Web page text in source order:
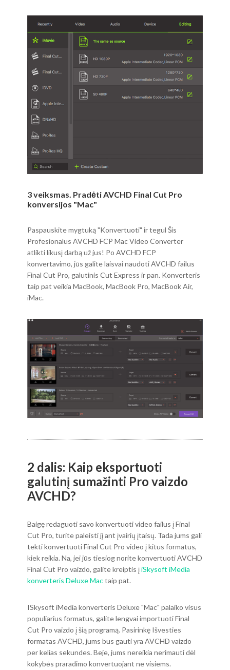
3 veiksmas. Pradėti AVCHD Final Cut Pro
konversijos "Mac"
Paspauskite mygtuką "Konvertuoti" ir tegul Šis
Profesionalus AVCHD FCP Mac Video Converter
atlikti likusį darbą už jus! Po AVCHD FCP
konvertavimo, jūs galite laisvai naudoti AVCHD failus
Final Cut Pro, galutinis Cut Express ir pan. Konverteris
taip pat veikia MacBook, MacBook Pro, MacBook Air,
iMac.
2 dalis: Kaip eksportuoti
galutinį sumažinti Pro vaizdo
AVCHD?
Baigę redaguoti savo konvertuoti video failus į Final
Cut Pro, turite paleisti jį ant įvairių įtaisų. Tada jums gali
tekti konvertuoti Final Cut Pro video į kitus formatus,
kiek reikia. Na, jei jūs tiesiog norite konvertuoti AVCHD
Final Cut Pro vaizdo, galite kreiptis įiSkysoft iMedia
konverteris Deluxe Mactaip pat.
ISkysoft iMedia konverteris Deluxe "Mac" palaiko visus
populiarius formatus, galite lengvai importuoti Final
Cut Pro vaizdo į šią programą. Pasirinkę Išvesties
formatas AVCHD, jums bus gauti yra AVCHD vaizdo
per kelias sekundes. Beje, jums nereikia nerimauti dėl
kokybės praradimo konvertuojant ne visiems.